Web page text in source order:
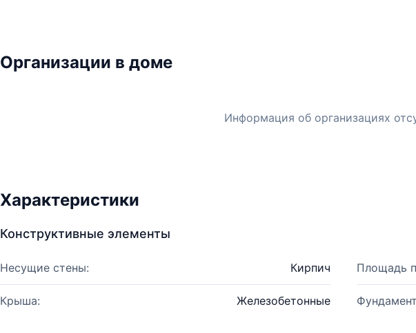
Организации в доме
Информация об организациях
Характеристики
Конструктивные элементы
Несущие стены: Кирпич Площадь
Крыша: Железобетонные